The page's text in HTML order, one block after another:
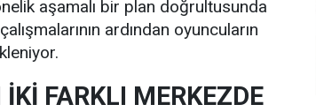
aşamalı bir plan doğrultusunda
ardından oyuncuların
FARKLI MERKEZDE